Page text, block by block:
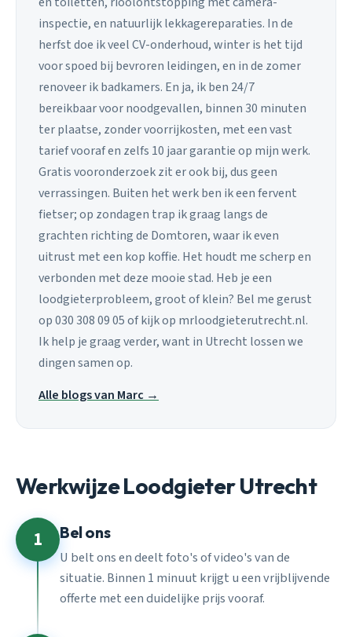
inspectie, en natuurlijk lekkagereparaties. In de
herfst doe ik veel CV-onderhoud, winter is het tijd
voor spoed bij bevroren leidingen, en in de zomer
renoveer ik badkamers. En ja, ik ben 24/7
bereikbaar voor noodgevallen, binnen 30 minuten
ter plaatse, zonder voorrijkosten, met een vast
tarief vooraf en zelfs 10 jaar garantie op mijn werk.
Gratis vooronderzoek zit er ook bij, dus geen
verrassingen. Buiten het werk ben ik een fervent
fietser; op zondagen trap ik graag langs de
grachten richting de Domtoren, waar ik even
uitrust met een kop koffie. Het houdt me scherp en
verbonden met deze mooie stad. Heb je een
loodgieterprobleem, groot of klein? Bel me gerust
op 030 308 09 05 of kijk op mrloodgieterutrecht.nl.
Ik help je graag verder, want in Utrecht lossen we
dingen samen op.
Alle blogs van Marc →
Werkwijze Loodgieter Utrecht
1 Bel ons
U belt ons en deelt foto's of video's van de
situatie. Binnen 1 minuut krijgt u een vrijblijvende
offerte met een duidelijke prijs vooraf.